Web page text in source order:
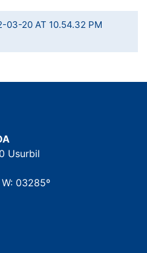
03-20 AT 10.54.32 PM
Usurbil
03285º